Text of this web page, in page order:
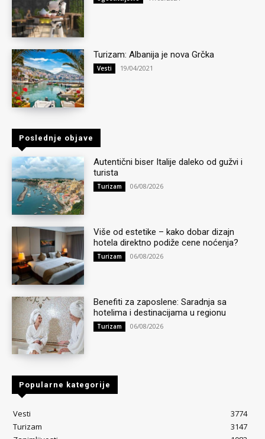
Turizam: Albanija je nova Grčka
Vesti 19/04/2021
Poslednje objave
Autentični biser Italije daleko od gužvi i
turista
Turizam 06/08/2026
Više od estetike – kako dobar dizajn
hotela direktno podiže cene noćenja?
Turizam 06/08/2026
Benefiti za zaposlene: Saradnja sa
hotelima i destinacijama u regionu
Turizam 06/08/2026
Popularne kategorije
Vesti
3774
Turizam
3147